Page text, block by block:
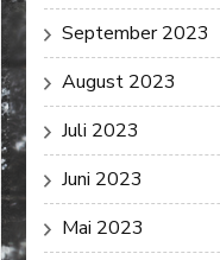
September 2023
August 2023
Juli 2023
Juni 2023
Mai 2023